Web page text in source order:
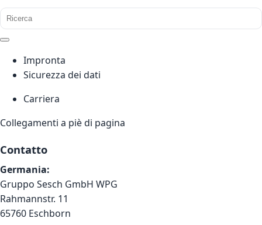
Impronta
Sicurezza dei dati
Carriera
Collegamenti a piè di pagina
Contatto
Germania:
Gruppo Sesch GmbH WPG
Rahmannstr. 11
65760 Eschborn